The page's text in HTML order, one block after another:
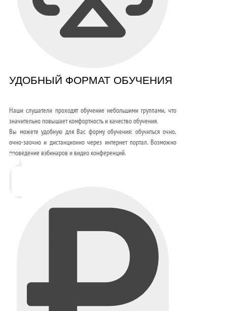
УДОБНЫЙ ФОРМАТ ОБУЧЕНИЯ
Наши слушатели проходят обучение небольшими группами, что
значительно повышает комфортность и качество обучения.
Вы можете удобную для Вас форму обучения: обучиться очно,
очно-заочно и дистанционно через интернет портал. Возможно
проведение вэбинаров и видео конференций.